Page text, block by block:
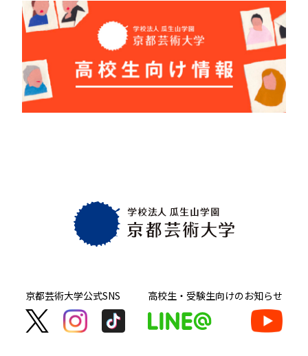
京都芸術大学公式SNS 高校生・受験生向けのお知らせ